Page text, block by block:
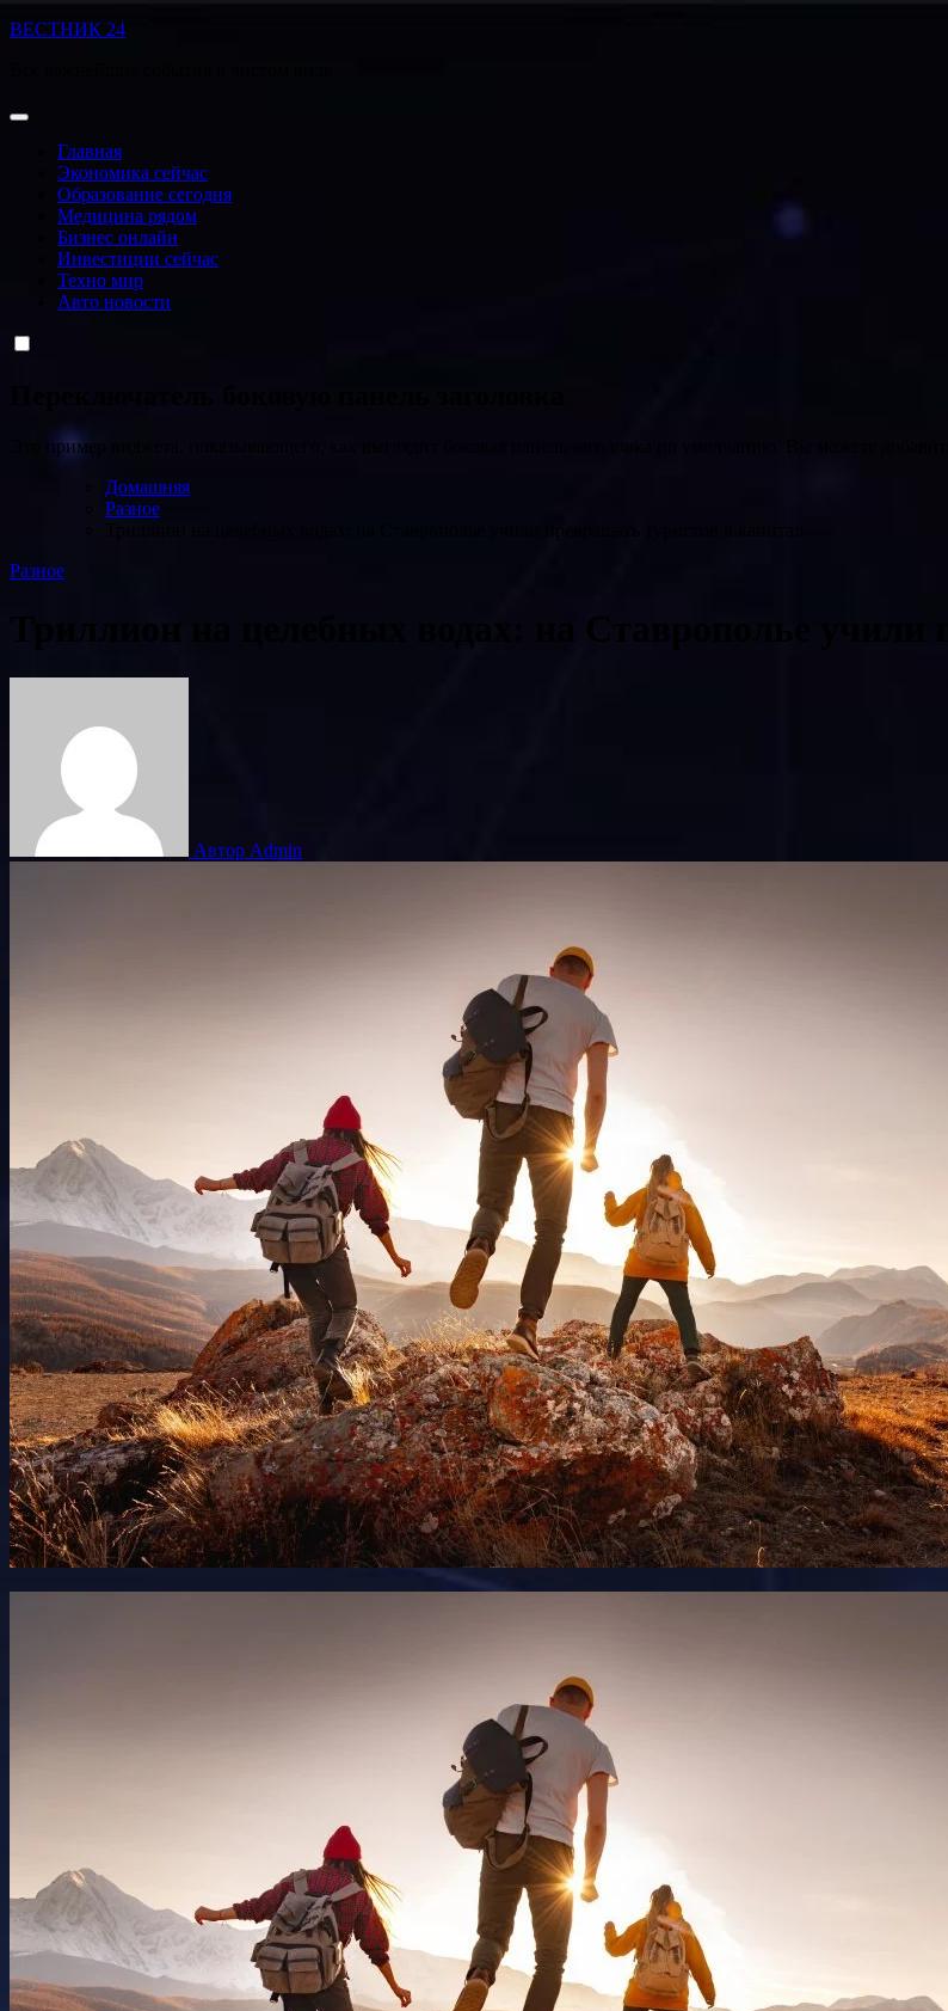
Перейти
ВЕСТНИК 24
Главная
Экономика сейчас
Образование сегодня
Медицина рядом
Бизнес онлайн
Инвестиции сейчас
Техно мир
Авто новости
Это пример виджета, показывающего, как выглядит боковая панель заголовка по умолчанию. Вы можете
Домашняя
Разное
Разное
Триллион на целебных водах: на Ставрополье учили
Автор Admin